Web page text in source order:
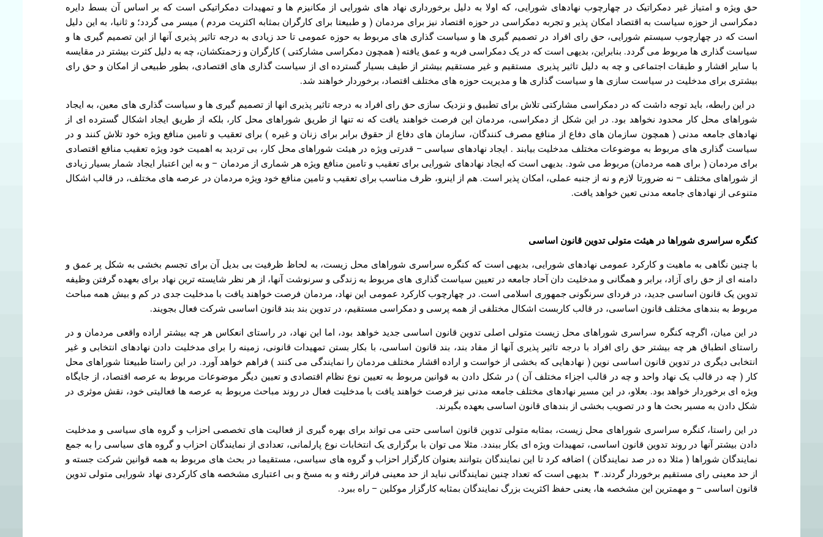
حق ویژه و امتیاز غیر دمکراتیک در چهارچوب نهادهای شورایی، که اولا به دلیل برخورداری نهاد های شورایی از مکانیزم ها و تمهیدات دمکراتیکی است که بر اساس آن بسط دایره
دمکراسی از حوزه سیاست به اقتصاد امکان پذیر و تجربه دمکراسی در حوزه اقتصاد نیز برای مردمان ( و طبیعتا برای کارگران بمثابه اکثریت مردم ) میسر می گردد؛ و ثانیا، به این دلیل
است که در چهارچوب سیستم شورایی، حق رای افراد در تصمیم گیری ها و سیاست گذاری های مربوط به حوزه عمومی تا حد زیادی به درجه تاثیر پذیری آنها از این تصمیم گیری ها و
سیاست گذاری ها مربوط می گردد. بنابراین، بدیهی است که در یک دمکراسی فربه و عمق یافته ( همچون دمکراسی مشارکتی ) کارگران و زحمتکشان، چه به دلیل کثرت بیشتر در مقایسه
با سایر اقشار و طبقات اجتماعی و چه به دلیل تاثیر پذیری مستقیم و غیر مستقیم بیشتر از طیف بسیار گسترده ای از سیاست گذاری های اقتصادی، بطور طبیعی از امکان و حق رای
بیشتری برای مدخلیت در سیاست سازی ها و سیاست گذاری ها و مدیریت حوزه های مختلف اقتصاد، برخوردار خواهند شد.
در این رابطه، باید توجه داشت که در دمکراسی مشارکتی تلاش برای تطبیق و نزدیک سازی حق رای افراد به درجه تاثیر پذیری انها از تصمیم گیری ها و سیاست گذاری های معین، به ایجاد
شوراهای محل کار محدود نخواهد بود. در این شکل از دمکراسی، مردمان این فرصت خواهند یافت که نه تنها از طریق شوراهای محل کار، بلکه از طریق ایجاد اشکال گسترده ای از
نهادهای جامعه مدنی ( همچون سازمان های دفاع از منافع مصرف کنندگان، سازمان های دفاع از حقوق برابر برای زنان و غیره ) برای تعقیب و تامین منافع ویژه خود تلاش کنند و در
سیاست گذاری های مربوط به موضوعات مختلف مدخلیت بیابند . ایجاد نهادهای سیاسی – قدرتی ویژه در هیئت شوراهای محل کار، بی تردید به اهمیت خود ویژه تعقیب منافع اقتصادی
برای مردمان ( برای همه مردمان) مربوط می شود. بدیهی است که ایجاد نهادهای شورایی برای تعقیب و تامین منافع ویژه هر شماری از مردمان – و به این اعتبار ایجاد شمار بسیار زیادی
از شوراهای مختلف – نه ضرورتا لازم و نه از جنبه عملی، امکان پذیر است. هم از اینرو، ظرف مناسب برای تعقیب و تامین منافع خود ویژه مردمان در عرصه های مختلف، در قالب اشکال
متنوعی از نهادهای جامعه مدنی تعین خواهد یافت.
کنگره سراسری شوراها در هیئت متولی تدوین قانون اساسی
با چنین نگاهی به ماهیت و کارکرد عمومی نهادهای شورایی، بدیهی است که کنگره سراسری شوراهای محل زیست، به لحاظ ظرفیت بی بدیل آن برای تجسم بخشی به شکل پر عمق و
دامنه ای از حق رای آزاد، برابر و همگانی و مدخلیت دان آحاد جامعه در تعیین سیاست گذاری های مربوط به زندگی و سرنوشت آنها، از هر نظر شایسته ترین نهاد برای بعهده گرفتن وظیفه
تدوین یک قانون اساسی جدید، در فردای سرنگونی جمهوری اسلامی است. در چهارچوب کارکرد عمومی این نهاد، مردمان فرصت خواهند یافت با مدخلیت جدی در کم و بیش همه مباحث
مربوط به بندهای مختلف قانون اساسی، در قالب کاربست اشکال مختلفی از همه پرسی و دمکراسی مستقیم، در تدوین بند بند قانون اساسی شرکت فعال بجویند.
در این میان، اگرچه کنگره سراسری شوراهای محل زیست متولی اصلی تدوین قانون اساسی جدید خواهد بود، اما این نهاد، در راستای انعکاس هر چه بیشتر اراده واقعی مردمان و در
راستای انطباق هر چه بیشتر حق رای افراد با درجه تاثیر پذیری آنها از مفاد بند، بند قانون اساسی، با بکار بستن تمهیدات قانونی، زمینه را برای مدخلیت دادن نهادهای انتخابی و غیر
انتخابی دیگری در تدوین قانون اساسی نوین ( نهادهایی که بخشی از خواست و اراده اقشار مختلف مردمان را نمایندگی می کنند ) فراهم خواهد آورد. در این راستا طبیعتا شوراهای محل
کار ( چه در قالب یک نهاد واحد و چه در قالب اجزاء مختلف آن ) در شکل دادن به قوانین مربوط به تعیین نوع نظام اقتصادی و تعیین دیگر موضوعات مربوط به عرصه اقتصاد، از جایگاه
ویژه ای برخوردار خواهد بود. بعلاو، در این مسیر نهادهای مختلف جامعه مدنی نیز فرصت خواهند یافت با مدخلیت فعال در روند مباحث مربوط به عرصه ها فعالیتی خود، نقش موثری در
شکل دادن به مسیر بحث ها و در تصویب بخشی از بندهای قانون اساسی بعهده بگیرند.
در این راستا، کنگره سراسری شوراهای محل زیست، بمثابه متولی تدوین قانون اساسی حتی می تواند برای بهره گیری از فعالیت های تخصصی احزاب و گروه های سیاسی و مدخلیت
دادن بیشتر آنها در روند تدوین قانون اساسی، تمهیدات ویژه ای بکار ببندد. مثلا می توان با برگزاری یک انتخابات نوع پارلمانی، تعدادی از نمایندگان احزاب و گروه های سیاسی را به جمع
نمایندگان شوراها ( مثلا ده در صد نمایندگان ) اضافه کرد تا این نمایندگان بتوانند بعنوان کارگزار احزاب و گروه های سیاسی، مستقیما در بحث های مربوط به همه قوانین شرکت جسته و
از حد معینی رای مستقیم برخوردار گردند. ۳ بدیهی است که تعداد چنین نمایندگانی نباید از حد معینی فراتر رفته و به مسخ و بی اعتباری مشخصه های کارکردی نهاد شورایی متولی تدوین
قانون اساسی – و مهمترین این مشخصه ها، یعنی حفظ اکثریت بزرگ نمایندگان بمثابه کارگزار موکلین – راه ببرد.